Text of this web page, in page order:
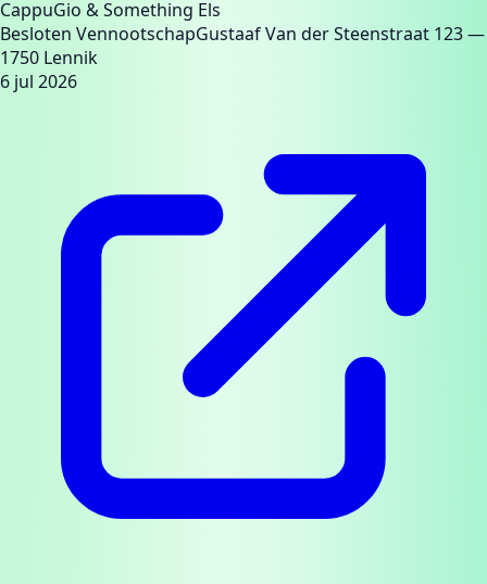
CappuGio & Something Els
Besloten VennootschapGustaaf Van der Steenstraat 123—
1750 Lennik
6 jul 2026